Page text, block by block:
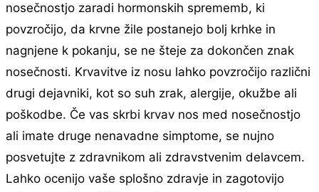
nosečnostjo zaradi hormonskih sprememb, ki
povzročijo, da krvne žile postanejo bolj krhke in
nagnjene k pokanju, se ne šteje za dokončen znak
nosečnosti. Krvavitve iz nosu lahko povzročijo različni
drugi dejavniki, kot so suh zrak, alergije, okužbe ali
poškodbe. Če vas skrbi krvav nos med nosečnostjo
ali imate druge nenavadne simptome, se nujno
posvetujte z zdravnikom ali zdravstvenim delavcem.
Lahko ocenijo vaše splošno zdravje in zagotovijo